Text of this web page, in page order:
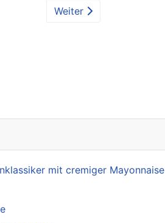
Weiter
mit cremiger Mayonnaise